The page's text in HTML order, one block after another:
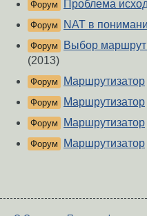
Форум Проблема
Форум NAT в
Форум
Выбор
(2013)
Форум Маршрутизатор
Форум Маршрутизатор
Форум Маршрутизатор
Форум Маршрутизатор